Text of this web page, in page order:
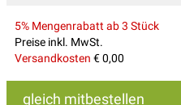
5% Mengenrabatt ab 3 Stück
Preise inkl. MwSt.
Versandkosten € 0,00
gleich mitbestellen